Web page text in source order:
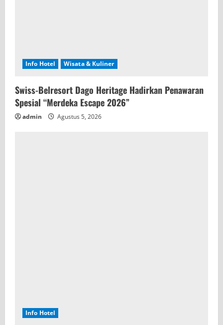
Info Hotel Wisata & Kuliner
Swiss-Belresort Dago Heritage Hadirkan Penawaran
Spesial “Merdeka Escape 2026”
admin Agustus 5, 2026
Info Hotel